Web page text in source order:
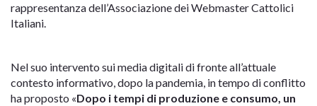
rappresentanza dell’Associazione dei Webmaster Cattolici
Italiani.
Nel suo intervento sui media digitali di fronte all’attuale
contesto informativo, dopo la pandemia, in tempo di conflitto
ha proposto «Dopo i tempi di produzione e consumo, un